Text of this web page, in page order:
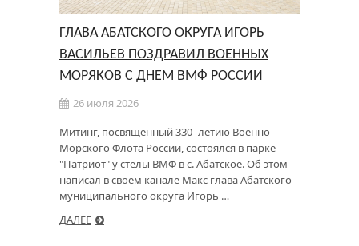
ГЛАВА АБАТСКОГО ОКРУГА ИГОРЬ
ВАСИЛЬЕВ ПОЗДРАВИЛ ВОЕННЫХ
МОРЯКОВ С ДНЕМ ВМФ РОССИИ
26 июля 2026
Митинг, посвящённый 330 -летию Военно-
Морского Флота России, состоялся в парке
"Патриот" у стелы ВМФ в с. Абатское. Об этом
написал в своем канале Макс глава Абатского
муниципального округа Игорь …
ДАЛЕЕ